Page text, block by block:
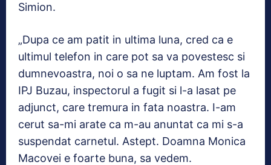
Simion.
„Dupa ce am patit in ultima luna, cred ca e
ultimul telefon in care pot sa va povestesc si
dumnevoastra, noi o sa ne luptam. Am fost la
IPJ Buzau, inspectorul a fugit si l-a lasat pe
adjunct, care tremura in fata noastra. I-am
cerut sa-mi arate ca m-au anuntat ca mi s-a
suspendat carnetul. Astept. Doamna Monica
Macovei e foarte buna, sa vedem.